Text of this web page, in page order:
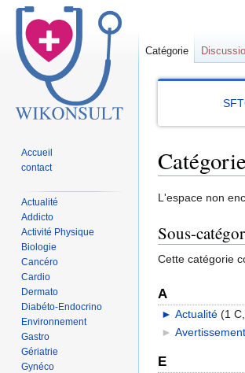
Sauter
la
navigation
Sauter
la
recherche
L'espace non
Sous-
Cette catégorie
A
► Actualité‎ (1
►
E
Catégorie
Accueil
contact
Actualité
Addicto
Activité Physique
Biologie
Cancéro
Cardio
Dermato
Diabéto-Endocrino
Environnement
Gastro
Gériatrie
Gynéco